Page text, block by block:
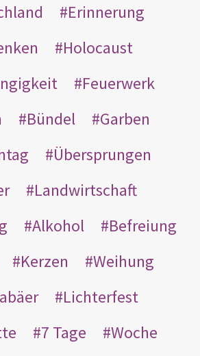
Erinnerung
Holocaust
Feuerwerk
Bündel
Garben
Übersprungen
Landwirtschaft
Alkohol
Befreiung
Kerzen
Weihung
Lichterfest
7 Tage
Woche